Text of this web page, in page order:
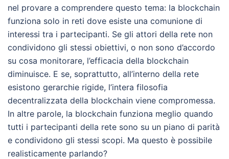
nel provare a comprendere questo tema: la blockchain
funziona solo in reti dove esiste una comunione di
interessi tra i partecipanti. Se gli attori della rete non
condividono gli stessi obiettivi, o non sono d’accordo
su cosa monitorare, l’efficacia della blockchain
diminuisce. E se, soprattutto, all’interno della rete
esistono gerarchie rigide, l’intera filosofia
decentralizzata della blockchain viene compromessa.
In altre parole, la blockchain funziona meglio quando
tutti i partecipanti della rete sono su un piano di parità
e condividono gli stessi scopi. Ma questo è possibile
realisticamente parlando?